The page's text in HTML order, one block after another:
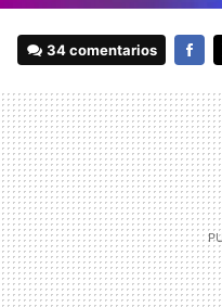
34 comentarios